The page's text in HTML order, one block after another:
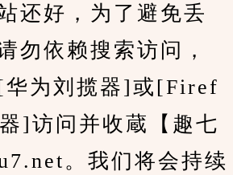
还好，为了避免丢
勿依赖搜索访问，
华为刘揽器]或[Firef
]访问并收蔵【趣七
。我们将会持续